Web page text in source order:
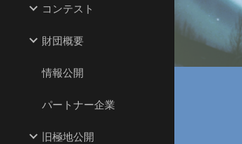
コンテスト
財団概要
情報公開
パートナー企業
旧極地公開